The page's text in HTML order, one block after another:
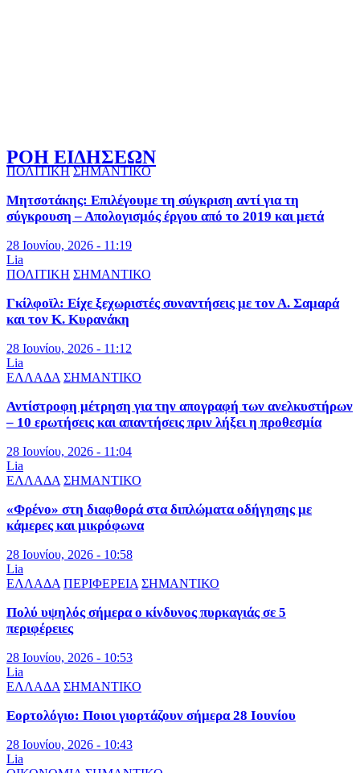
ΡΟΗ ΕΙΔΗΣΕΩΝ
ΠΟΛΙΤΙΚΗ ΣΗΜΑΝΤΙΚΟ
Μητσοτάκης: Επιλέγουμε τη σύγκριση αντί για τη
σύγκρουση – Απολογισμός έργου από το 2019 και μετά
28 Ιουνίου, 2026 - 11:19
Lia
ΠΟΛΙΤΙΚΗ ΣΗΜΑΝΤΙΚΟ
Γκίλφοϊλ: Είχε ξεχωριστές συναντήσεις με τον Α. Σαμαρά
και τον Κ. Κυρανάκη
28 Ιουνίου, 2026 - 11:12
Lia
ΕΛΛΑΔΑ ΣΗΜΑΝΤΙΚΟ
Αντίστροφη μέτρηση για την απογραφή των ανελκυστήρων
– 10 ερωτήσεις και απαντήσεις πριν λήξει η προθεσμία
28 Ιουνίου, 2026 - 11:04
Lia
ΕΛΛΑΔΑ ΣΗΜΑΝΤΙΚΟ
«Φρένο» στη διαφθορά στα διπλώματα οδήγησης με
κάμερες και μικρόφωνα
28 Ιουνίου, 2026 - 10:58
Lia
ΕΛΛΑΔΑ ΠΕΡΙΦΕΡΕΙΑ ΣΗΜΑΝΤΙΚΟ
Πολύ υψηλός σήμερα ο κίνδυνος πυρκαγιάς σε 5
περιφέρειες
28 Ιουνίου, 2026 - 10:53
Lia
ΕΛΛΑΔΑ ΣΗΜΑΝΤΙΚΟ
Εορτολόγιο: Ποιοι γιορτάζουν σήμερα 28 Ιουνίου
28 Ιουνίου, 2026 - 10:43
Lia